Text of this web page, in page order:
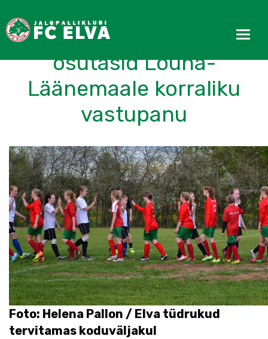
FC Elva tüdrukud
osutasid Lõuna-
Läänemaale korraliku
vastupanu
Foto: Helena Pallon / Elva tüdrukud
tervitamas koduväljakul